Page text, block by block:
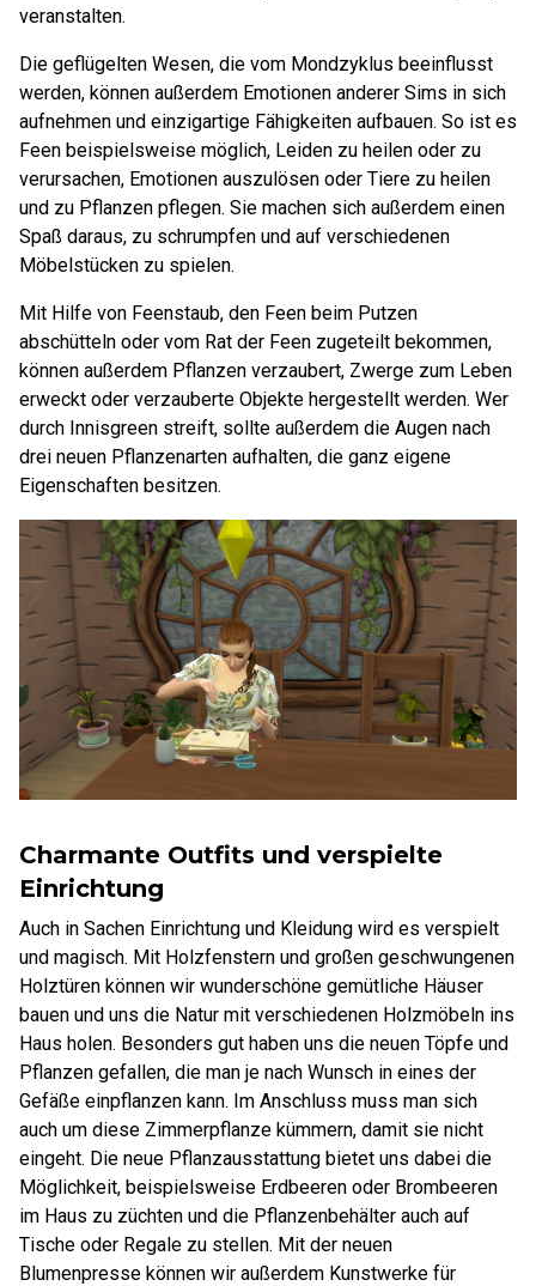
veranstalten.
Die geflügelten Wesen, die vom Mondzyklus beeinflusst
werden, können außerdem Emotionen anderer Sims in sich
aufnehmen und einzigartige Fähigkeiten aufbauen. So ist es
Feen beispielsweise möglich, Leiden zu heilen oder zu
verursachen, Emotionen auszulösen oder Tiere zu heilen
und zu Pflanzen pflegen. Sie machen sich außerdem einen
Spaß daraus, zu schrumpfen und auf verschiedenen
Möbelstücken zu spielen.
Mit Hilfe von Feenstaub, den Feen beim Putzen
abschütteln oder vom Rat der Feen zugeteilt bekommen,
können außerdem Pflanzen verzaubert, Zwerge zum Leben
erweckt oder verzauberte Objekte hergestellt werden. Wer
durch Innisgreen streift, sollte außerdem die Augen nach
drei neuen Pflanzenarten aufhalten, die ganz eigene
Eigenschaften besitzen.
Charmante Outfits und verspielte
Einrichtung
Auch in Sachen Einrichtung und Kleidung wird es verspielt
und magisch. Mit Holzfenstern und großen geschwungenen
Holztüren können wir wunderschöne gemütliche Häuser
bauen und uns die Natur mit verschiedenen Holzmöbeln ins
Haus holen. Besonders gut haben uns die neuen Töpfe und
Pflanzen gefallen, die man je nach Wunsch in eines der
Gefäße einpflanzen kann. Im Anschluss muss man sich
auch um diese Zimmerpflanze kümmern, damit sie nicht
eingeht. Die neue Pflanzausstattung bietet uns dabei die
Möglichkeit, beispielsweise Erdbeeren oder Brombeeren
im Haus zu züchten und die Pflanzenbehälter auch auf
Tische oder Regale zu stellen. Mit der neuen
Blumenpresse können wir außerdem Kunstwerke für